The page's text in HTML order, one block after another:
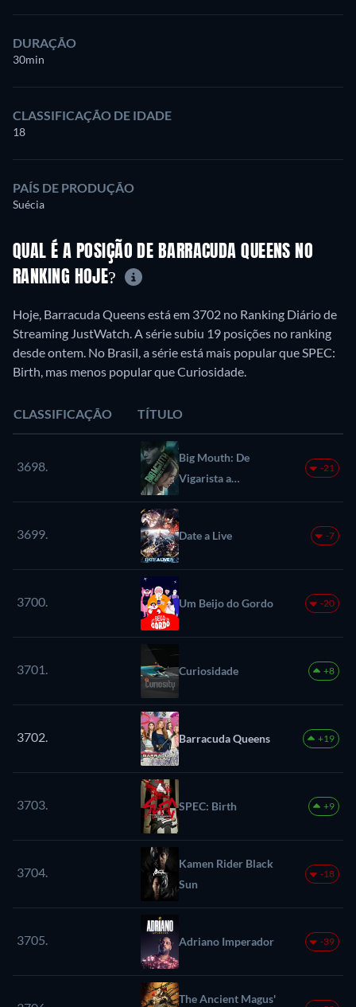
DURAÇÃO
30min
CLASSIFICAÇÃO DE IDADE
18
PAÍS DE PRODUÇÃO
Suécia
QUAL É A POSIÇÃO DE BARRACUDA QUEENS NO
RANKING HOJE?
Hoje, Barracuda Queens está em 3702 no Ranking Diário de
Streaming JustWatch. A série subiu 19 posições no ranking
desde ontem. No Brasil, a série está mais popular que SPEC:
Birth, mas menos popular que Curiosidade.
CLASSIFICAÇÃO TÍTULO
3698.
Big Mouth: De
Vigarista a
Vingador
-21
3699. Date a Live -7
3700. Um Beijo do Gordo -20
3701. Curiosidade +8
3702. Barracuda Queens +19
3703. SPEC: Birth +9
3704.
Kamen Rider Black
Sun
-18
3705. Adriano Imperador -39
The Ancient Magus'